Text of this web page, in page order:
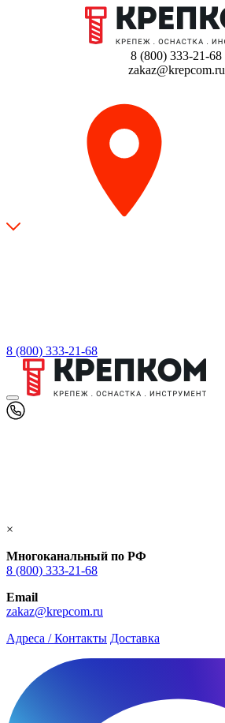
8 (800) 333-21-68
zakaz@krepcom.ru
8 (800) 333-21-68
×
Многоканальный по РФ
8 (800) 333‑21-68
Email
zakaz@krepcom.ru
Адреса / Контакты Доставка